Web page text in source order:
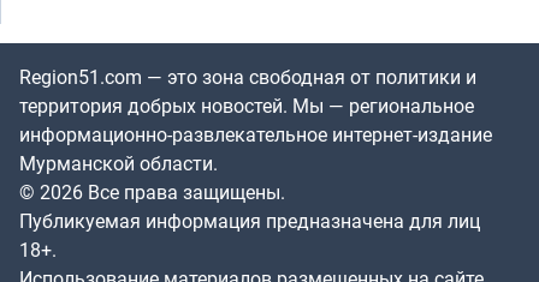
Region51.com — это зона свободная от политики и
территория добрых новостей. Мы — региональное
информационно-развлекательное интернет-издание
Мурманской области.
© 2026 Все права защищены.
Публикуемая информация предназначена для лиц
18+.